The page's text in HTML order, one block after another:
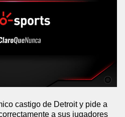
castigo de Detroit y pide a
a sus jugadores